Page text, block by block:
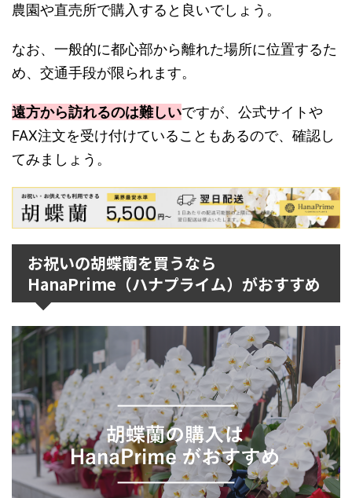
農園や直売所で購入すると良いでしょう。
なお、一般的に都心部から離れた場所に位置するた
め、交通手段が限られます。
遠方から訪れるのは難しいですが、公式サイトや
FAX注文を受け付けていることもあるので、確認し
てみましょう。
お祝いの胡蝶蘭を買うなら
HanaPrime（ハナプライム）がおすすめ